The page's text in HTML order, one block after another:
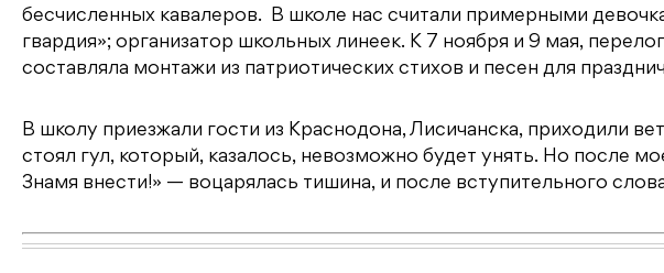
бесчисленных кавалеров. В школе нас считали примерными
гвардия»; организатор школьных линеек. К 7 ноября и 9 мая,
составляла монтажи из патриотических стихов и песен для
В школу приезжали гости из Краснодона, Лисичанска, приходили
стоял гул, который, казалось, невозможно будет унять. Но после
Знамя внести!» — воцарялась тишина, и после вступительного